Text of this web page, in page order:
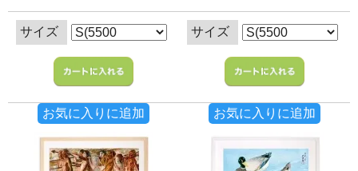
サイズ
お気に入りに追加
サイズ
お気に入りに追加